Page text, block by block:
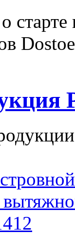
старте